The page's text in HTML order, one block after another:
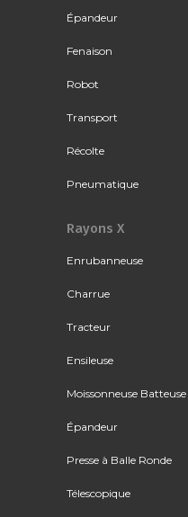
Épandeur
Fenaison
Robot
Transport
Récolte
Pneumatique
Rayons X
Enrubanneuse
Charrue
Tracteur
Ensileuse
Moissonneuse Batteuse
Épandeur
Presse à Balle Ronde
Télescopique